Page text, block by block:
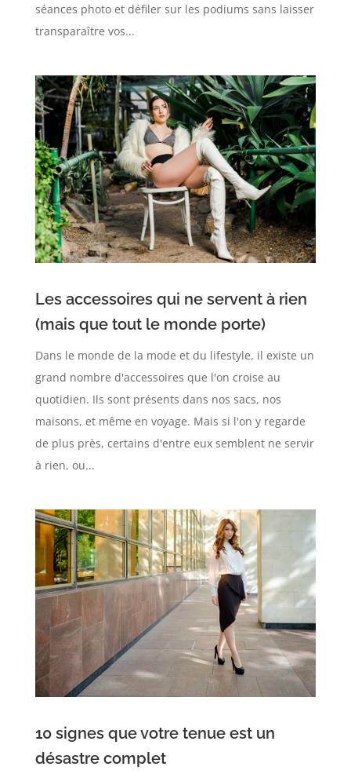
séances photo et défiler sur les podiums sans laisser
transparaître vos...
Les accessoires qui ne servent à rien
(mais que tout le monde porte)
Dans le monde de la mode et du lifestyle, il existe un
grand nombre d'accessoires que l'on croise au
quotidien. Ils sont présents dans nos sacs, nos
maisons, et même en voyage. Mais si l'on y regarde
de plus près, certains d'entre eux semblent ne servir
à rien, ou...
10 signes que votre tenue est un
désastre complet